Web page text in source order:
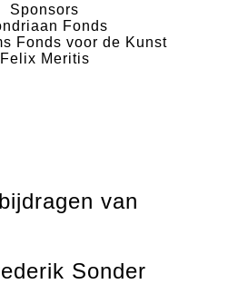
Sponsors
Fonds
Fonds voor de Kunst
Felix Meritis
van
Sonder